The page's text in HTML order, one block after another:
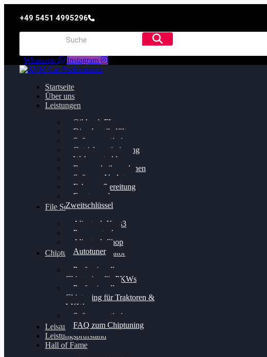
+49 5451 4995296
Whatsapp Instagram
Startseite
Über uns
Leistungen
Oildruck FIx
Dieselpartikelfilter
Softwareoptimierung
Getriebeoptimierung
Walnussstrahlen
Bremsscheiben planen
Software Update
Felgenaufbereitung
Ersatz- und
Zweitschlüssel
File Service
Alientech Kess3
Powergate 4
Alientech Shop
Autotuner
Chiptuning Konfigurator
Professionelles
Chiptuning für PKWs
Professionelles
Chiptuning für Traktoren &
LKW
Softwareoptimierung
FAQ zum Chiptuning
Leistungsmessung
Leistungsprüfstand
Hall of Fame